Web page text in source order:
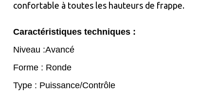
confortable à toutes les hauteurs de frappe.
Caractéristiques techniques :
Niveau :Avancé
Forme : Ronde
Type : Puissance/Contrôle